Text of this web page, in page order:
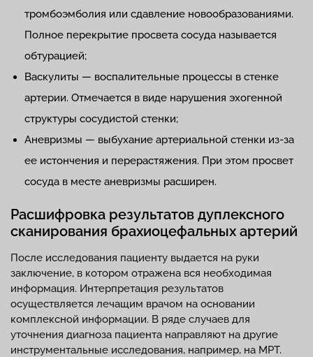
тромбоэмболия или сдавление новообразованиями.
Полное перекрытие просвета сосуда называется
обтурацией;
Васкулиты — воспалительные процессы в стенке
артерии. Отмечается в виде нарушения эхогенной
структуры сосудистой стенки;
Аневризмы — выбухание артериальной стенки из-за
ее истончения и перерастяжения. При этом просвет
сосуда в месте аневризмы расширен.
Расшифровка результатов дуплексного
сканирования брахиоцефальных артерий
После исследования пациенту выдается на руки
заключение, в котором отражена вся необходимая
информация. Интерпретация результатов
осуществляется лечащим врачом на основании
комплексной информации. В ряде случаев для
уточнения диагноза пациента направляют на другие
инструментальные исследования, например, на МРТ.